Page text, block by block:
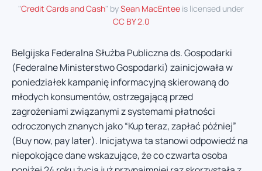
"Credit Cards and Cash" bySean MacEntee is licensed under
CC BY 2.0
Belgijska Federalna Służba Publiczna ds. Gospodarki
(Federalne Ministerstwo Gospodarki) zainicjowała w
poniedziałek kampanię informacyjną skierowaną do
młodych konsumentów, ostrzegającą przed
zagrożeniami związanymi z systemami płatności
odroczonych znanych jako “Kup teraz, zapłać później”
(Buy now, pay later). Inicjatywa ta stanowi odpowiedź na
niepokojące dane wskazujące, że co czwarta osoba